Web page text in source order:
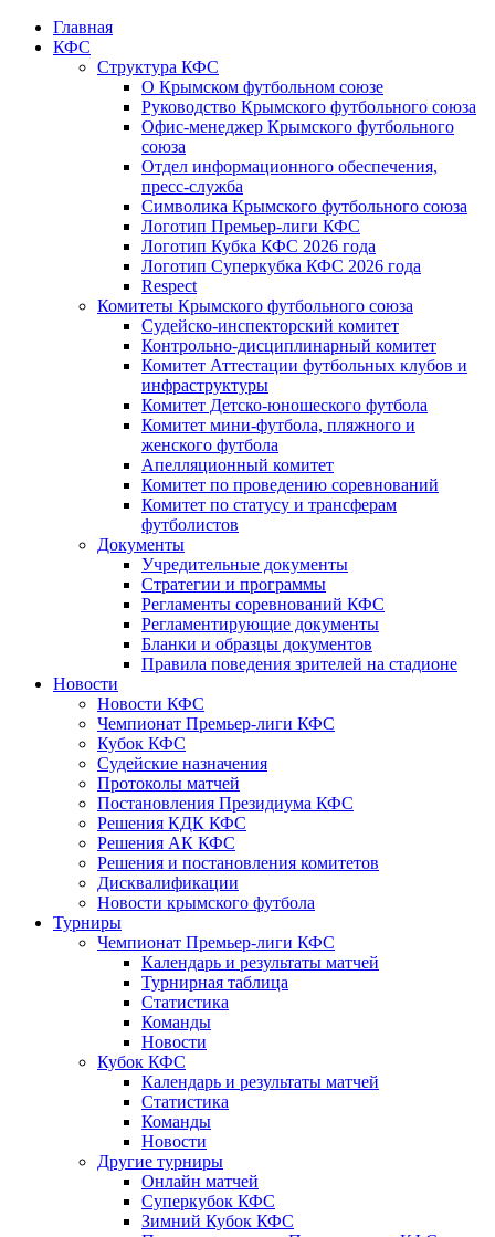
Главная
КФС
Структура КФС
О Крымском футбольном союзе
Руководство Крымского футбольного союза
Офис-менеджер Крымского футбольного
союза
Отдел информационного обеспечения,
пресс-служба
Символика Крымского футбольного союза
Логотип Премьер-лиги КФС
Логотип Кубка КФС 2026 года
Логотип Суперкубка КФС 2026 года
Respect
Комитеты Крымского футбольного союза
Судейско-инспекторский комитет
Контрольно-дисциплинарный комитет
Комитет Аттестации футбольных клубов и
инфраструктуры
Комитет Детско-юношеского футбола
Комитет мини-футбола, пляжного и
женского футбола
Апелляционный комитет
Комитет по проведению соревнований
Комитет по статусу и трансферам
футболистов
Документы
Учредительные документы
Стратегии и программы
Регламенты соревнований КФС
Регламентирующие документы
Бланки и образцы документов
Правила поведения зрителей на стадионе
Новости
Новости КФС
Чемпионат Премьер-лиги КФС
Кубок КФС
Судейские назначения
Протоколы матчей
Постановления Президиума КФС
Решения КДК КФС
Решения АК КФС
Решения и постановления комитетов
Дисквалификации
Новости крымского футбола
Турниры
Чемпионат Премьер-лиги КФС
Календарь и результаты матчей
Турнирная таблица
Статистика
Команды
Новости
Кубок КФС
Календарь и результаты матчей
Статистика
Команды
Новости
Другие турниры
Онлайн матчей
Суперкубок КФС
Зимний Кубок КФС